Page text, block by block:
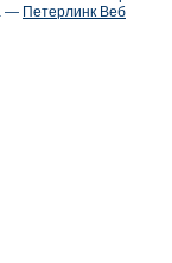
— Петерлинк Веб